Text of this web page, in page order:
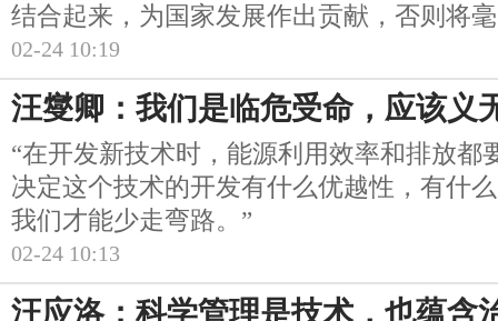
结合起来，为国家发展作出贡献，否则将
02-24 10:19
汪燮卿：我们是临危受命，应该义
“在开发新技术时，能源利用效率和排放都
决定这个技术的开发有什么优越性，有什
我们才能少走弯路。”
02-24 10:13
汪应洛：科学管理是技术，也蕴含